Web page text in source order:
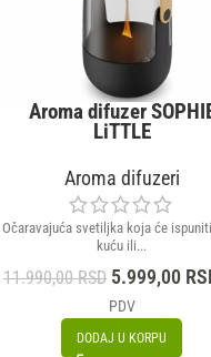
Aroma difuzer
LiTTLE
Aroma difuzeri
Očaravajuća svetiljka koja će
kuću ili...
11.990,00RSD 5.999,00
PDV
DODAJ U KORPU